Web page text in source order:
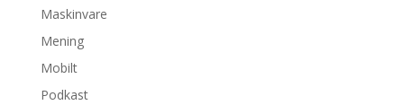
Maskinvare
Mening
Mobilt
Podkast